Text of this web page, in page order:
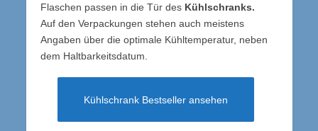
Flaschen passen in die Tür des Kühlschranks.
Auf den Verpackungen stehen auch meistens
Angaben über die optimale Kühltemperatur, neben
dem Haltbarkeitsdatum.
Kühlschrank Bestseller ansehen